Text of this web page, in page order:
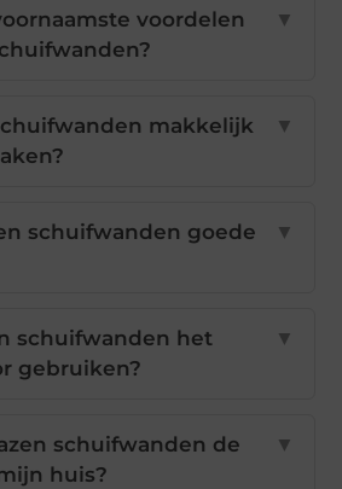
voordelen
▼
makkelijk
▼
schuifwanden goede
▼
schuifwanden het
gebruiken?
▼
schuifwanden de
huis?
▼